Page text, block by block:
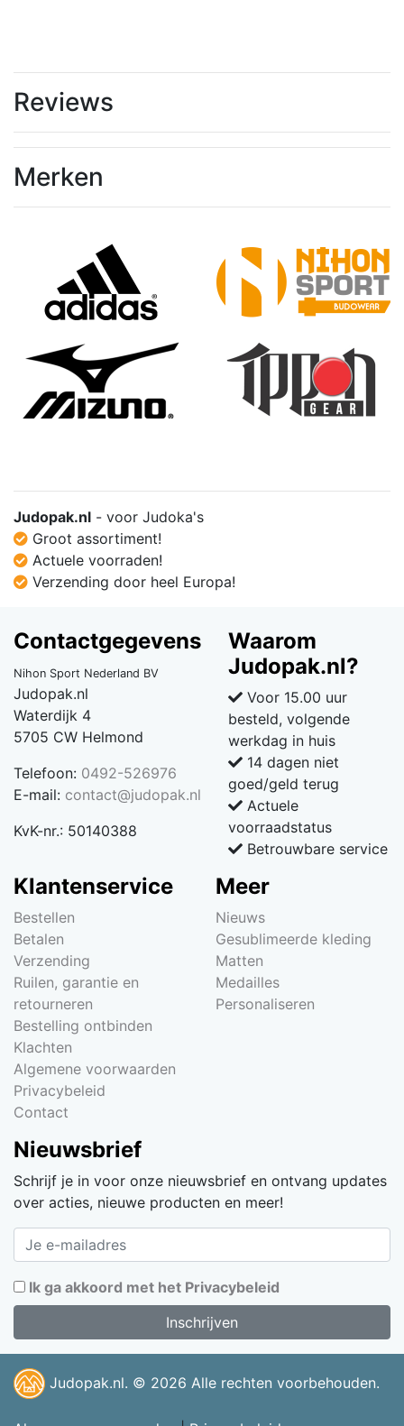
Reviews
Merken
Judopak.nl - voor Judoka's
Groot assortiment!
Actuele voorraden!
Verzending door heel Europa!
Contactgegevens
Nihon Sport Nederland BV
Judopak.nl
Waterdijk 4
5705 CW Helmond
Telefoon: 0492-526976
E-mail: contact@judopak.nl
KvK-nr.: 50140388
Waarom
Judopak.nl?
Voor 15.00 uur
besteld, volgende
werkdag in huis
14 dagen niet
goed/geld terug
Actuele
voorraadstatus
Betrouwbare service
Klantenservice
Bestellen
Betalen
Verzending
Ruilen, garantie en
retourneren
Bestelling ontbinden
Klachten
Algemene voorwaarden
Privacybeleid
Contact
Meer
Nieuws
Gesublimeerde kleding
Matten
Medailles
Personaliseren
Nieuwsbrief
Schrijf je in voor onze nieuwsbrief en ontvang updates
over acties, nieuwe producten en meer!
Ik ga akkoord met het Privacybeleid
Judopak.nl. © 2026 Alle rechten voorbehouden.